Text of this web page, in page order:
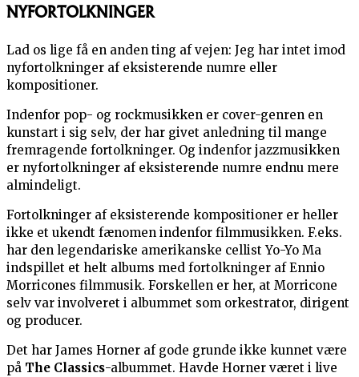
NYFORTOLKNINGER
Lad os lige få en anden ting af vejen: Jeg har intet imod
nyfortolkninger af eksisterende numre eller
kompositioner.
Indenfor pop- og rockmusikken er cover-genren en
kunstart i sig selv, der har givet anledning til mange
fremragende fortolkninger. Og indenfor jazzmusikken
er nyfortolkninger af eksisterende numre endnu mere
almindeligt.
Fortolkninger af eksisterende kompositioner er heller
ikke et ukendt fænomen indenfor filmmusikken. F.eks.
har den legendariske amerikanske cellist Yo-Yo Ma
indspillet et helt albums med fortolkninger af Ennio
Morricones filmmusik. Forskellen er her, at Morricone
selv var involveret i albummet som orkestrator, dirigent
og producer.
Det har James Horner af gode grunde ikke kunnet være
på The Classics-albummet. Havde Horner været i live